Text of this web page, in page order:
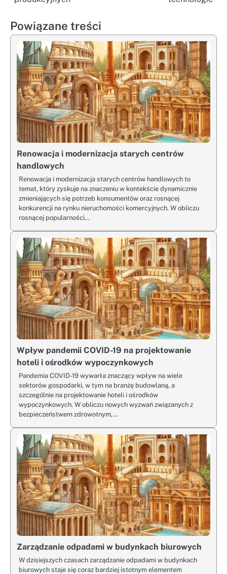
Powiązane treści
Renowacja i modernizacja starych centrów
handlowych
Renowacja i modernizacja starych centrów handlowych to
temat, który zyskuje na znaczeniu w kontekście dynamicznie
zmieniających się potrzeb konsumentów oraz rosnącej
konkurencji na rynku nieruchomości komercyjnych. W obliczu
rosnącej popularności…
Wpływ pandemii COVID-19 na projektowanie
hoteli i ośrodków wypoczynkowych
Pandemia COVID-19 wywarła znaczący wpływ na wiele
sektorów gospodarki, w tym na branżę budowlaną, a
szczególnie na projektowanie hoteli i ośrodków
wypoczynkowych. W obliczu nowych wyzwań związanych z
bezpieczeństwem zdrowotnym,…
Zarządzanie odpadami w budynkach biurowych
W dzisiejszych czasach zarządzanie odpadami w budynkach
biurowych staje się coraz bardziej istotnym elementem